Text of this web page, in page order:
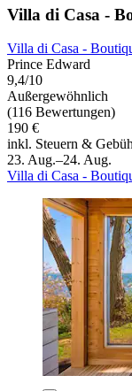
Villa di Casa -
Villa di Casa -
Prince Edward
9,4/10
Außergewöhnlich
(116 Bewertungen)
190 €
inkl. Steuern &
23. Aug.–24. Aug.
Villa di Casa -